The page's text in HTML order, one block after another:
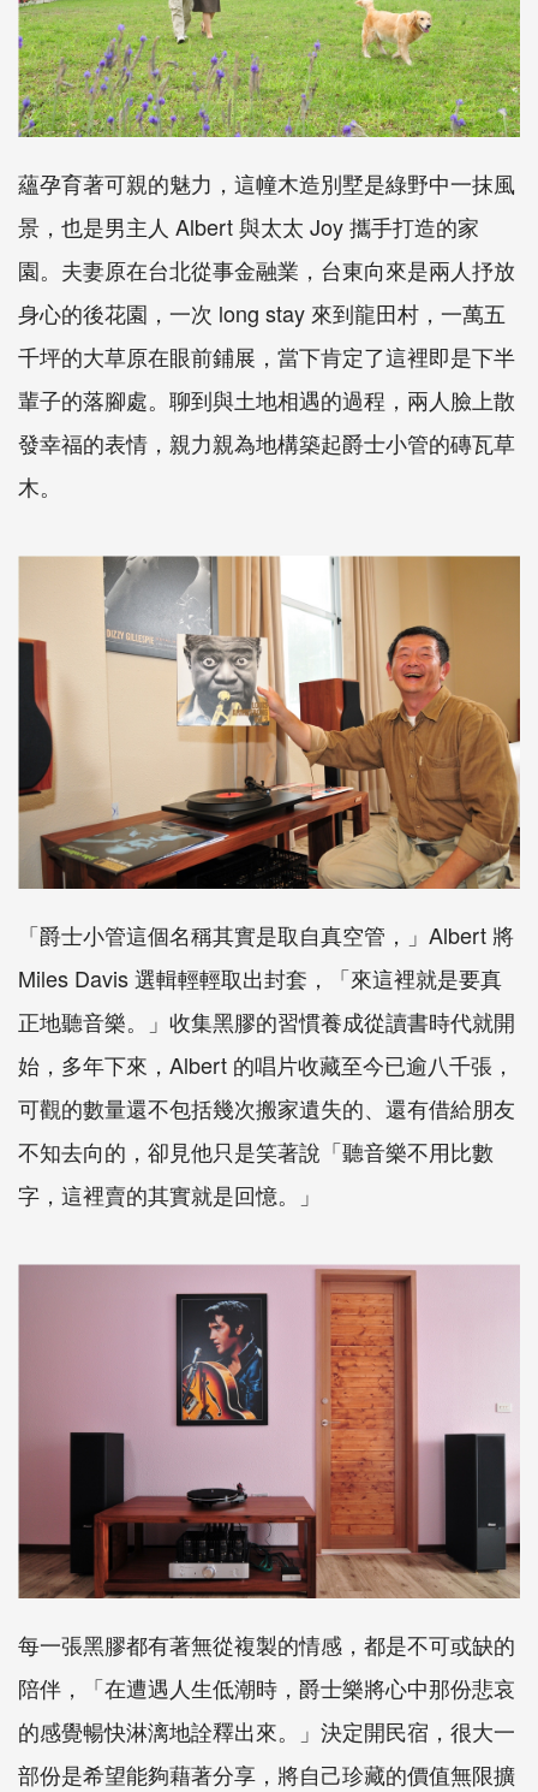
蘊孕育著可親的魅力，這幢木造別墅是綠野中一抹風
景，也是男主人 Albert 與太太 Joy 攜手打造的家
園。夫妻原在台北從事金融業，台東向來是兩人抒放
身心的後花園，一次 long stay 來到龍田村，一萬五
千坪的大草原在眼前鋪展，當下肯定了這裡即是下半
輩子的落腳處。聊到與土地相遇的過程，兩人臉上散
發幸福的表情，親力親為地構築起爵士小管的磚瓦草
木。
「爵士小管這個名稱其實是取自真空管，」Albert 將
Miles Davis 選輯輕輕取出封套，「來這裡就是要真
正地聽音樂。」收集黑膠的習慣養成從讀書時代就開
始，多年下來，Albert 的唱片收藏至今已逾八千張，
可觀的數量還不包括幾次搬家遺失的、還有借給朋友
不知去向的，卻見他只是笑著說「聽音樂不用比數
字，這裡賣的其實就是回憶。」
每一張黑膠都有著無從複製的情感，都是不可或缺的
陪伴，「在遭遇人生低潮時，爵士樂將心中那份悲哀
的感覺暢快淋漓地詮釋出來。」決定開民宿，很大一
部份是希望能夠藉著分享，將自己珍藏的價值無限擴